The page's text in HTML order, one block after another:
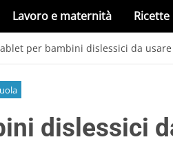
Lavoro e maternità
per bambini dislessici da usare
dislessici